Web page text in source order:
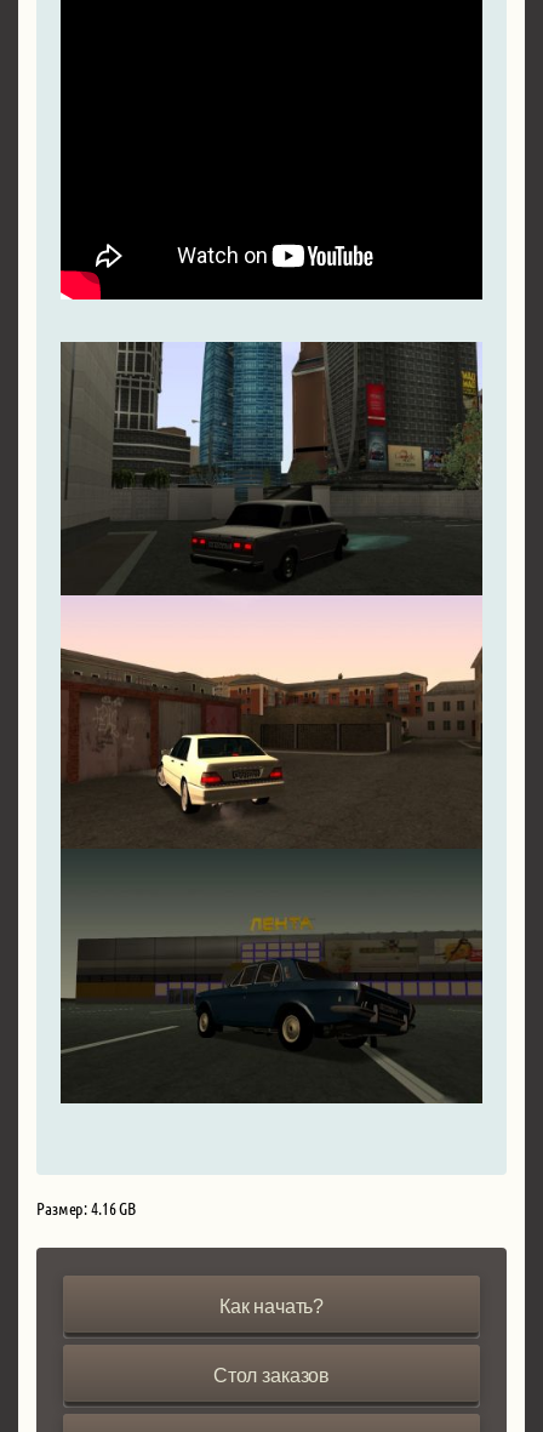
Размер: 4.16 GB
Как начать?
Стол заказов